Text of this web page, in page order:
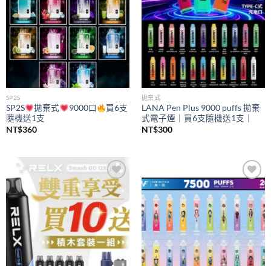
SP2S
SP2S 拋棄式 9000口
買6支
隨機送1支
NT$360
拋棄式
LANA Pen Plus 9000 puffs 拋棄
式電子煙｜買6支隨機送1支｜
NT$300
Add to
wishlist
Add to
wishlist